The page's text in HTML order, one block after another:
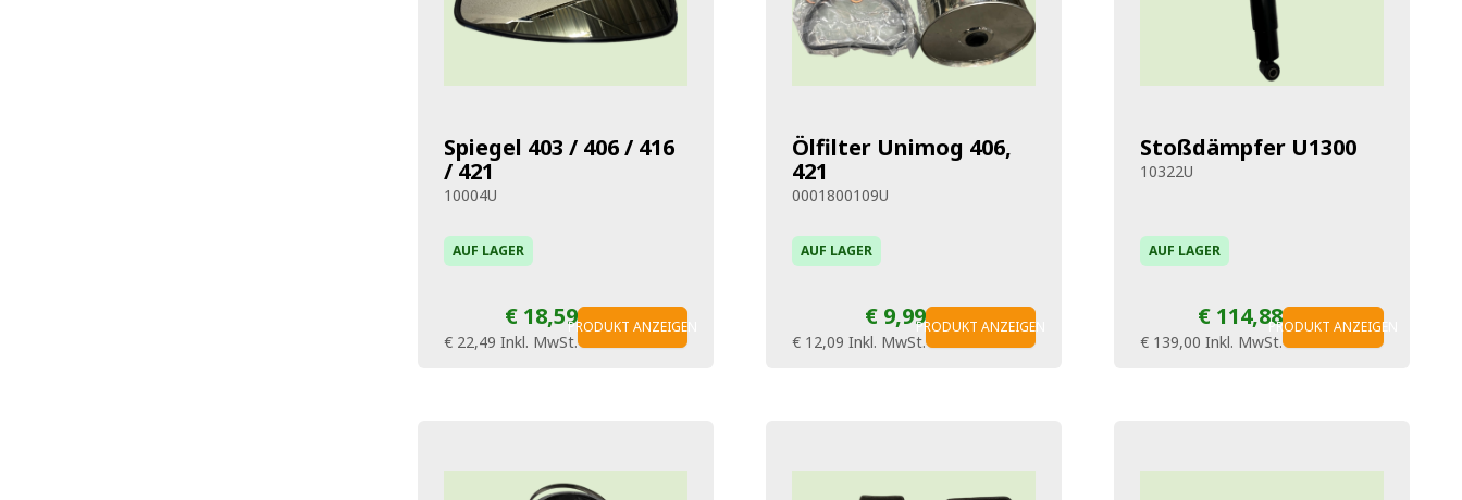
Spiegel 403 / 406 / 416
/ 421
10004U
AUF LAGER
€ 18,59
€ 22,49 Inkl. MwSt.
PRODUKT ANZEIGEN
Ölfilter Unimog 406,
421
0001800109U
AUF LAGER
€ 9,99
€ 12,09 Inkl. MwSt.
PRODUKT ANZEIGEN
Stoßdämpfer U1300
10322U
AUF LAGER
€ 114,88
€ 139,00 Inkl. MwSt.
PRODUKT ANZEIGEN